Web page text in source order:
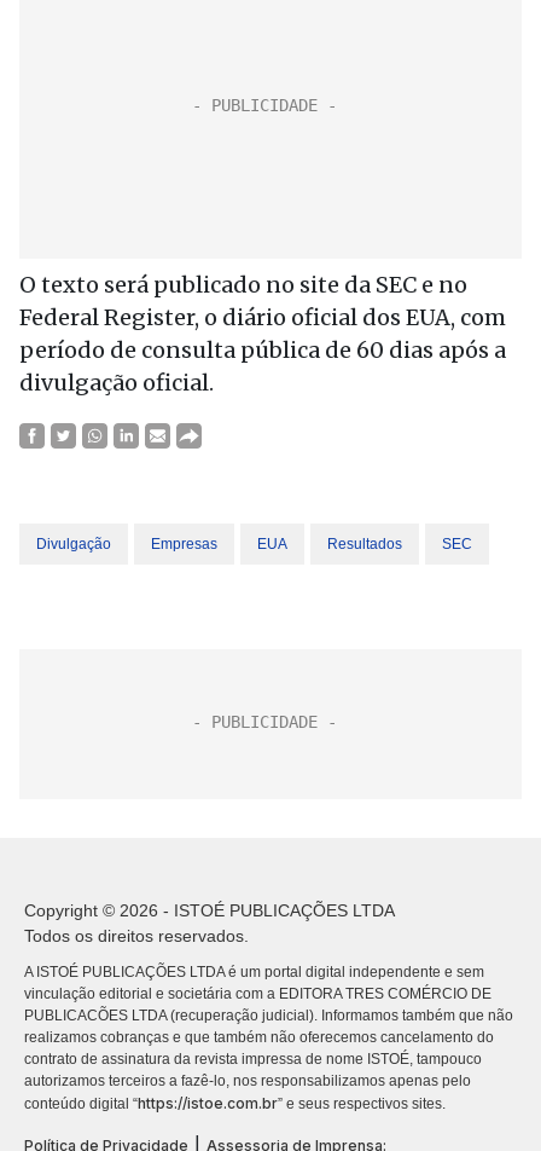
O texto será publicado no site da SEC e no
Federal Register, o diário oficial dos EUA, com
período de consulta pública de 60 dias após a
divulgação oficial.
Divulgação Empresas EUA Resultados SEC
Copyright © 2026 - ISTOÉ PUBLICAÇÕES LTDA
Todos os direitos reservados.
A ISTOÉ PUBLICAÇÕES LTDA é um portal digital independente e sem
vinculação editorial e societária com a EDITORA TRES COMÉRCIO DE
PUBLICACÕES LTDA (recuperação judicial). Informamos também que não
realizamos cobranças e que também não oferecemos cancelamento do
contrato de assinatura da revista impressa de nome ISTOÉ, tampouco
autorizamos terceiros a fazê-lo, nos responsabilizamos apenas pelo
conteúdo digital “https://istoe.com.br” e seus respectivos sites.
Política de Privacidade Assessoria de Imprensa: